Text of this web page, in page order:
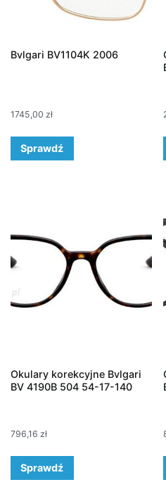
Bvlgari BV1104K 2006
1745,00 zł
Sprawdź
Okulary korekcyjne Bvlgari
BV 4190B 504 54-17-140
796,16 zł
Sprawdź